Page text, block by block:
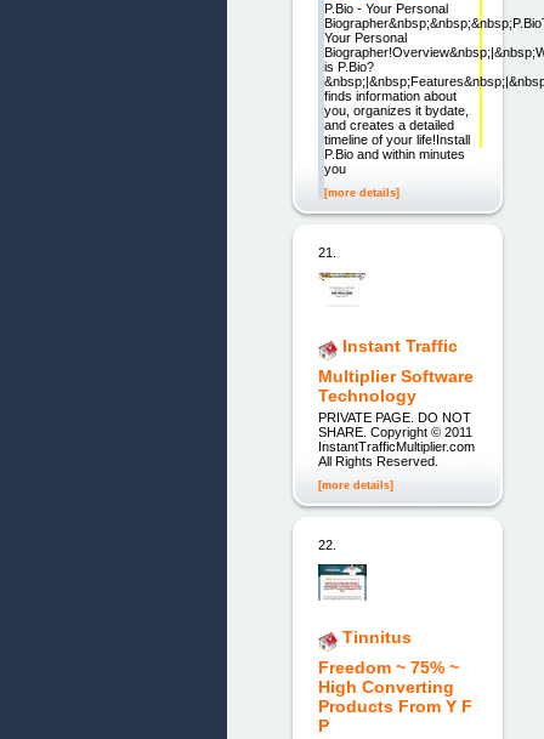
P.Bio - Your Personal
Your Personal
is P.Bio?
finds information about
you, organizes it bydate,
and creates a detailed
timeline of your life!Install
P.Bio and within minutes
you
[more details]
21.
Instant Traffic
Multiplier Software
Technology
PRIVATE PAGE. DO NOT
SHARE. Copyright © 2011
InstantTrafficMultiplier.com
All Rights Reserved.
[more details]
22.
Tinnitus
Freedom ~ 75% ~
High Converting
Products From Y F
P